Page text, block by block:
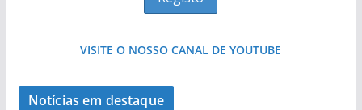
VISITE O NOSSO CANAL DE YOUTUBE
Notícias em destaque